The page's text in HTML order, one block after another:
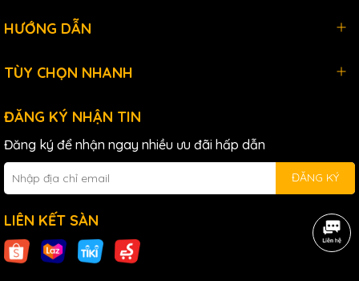
HƯỚNG DẪN
TÙY CHỌN NHANH
ĐĂNG KÝ NHẬN TIN
Đăng ký để nhận ngay nhiều ưu đãi hấp dẫn
ĐĂNG KÝ
LIÊN KẾT SÀN